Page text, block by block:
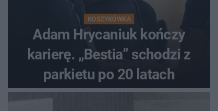
KOSZYKÓWKA
Adam Hrycaniuk kończy
karierę. „Bestia” schodzi z
parkietu po 20 latach